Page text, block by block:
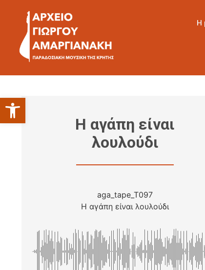
Ανοίξτε τη γραμμή εργαλείων
Η
Η αγάπη είναι
λουλούδι
aga_tape_T097
Η αγάπη είναι λουλούδι